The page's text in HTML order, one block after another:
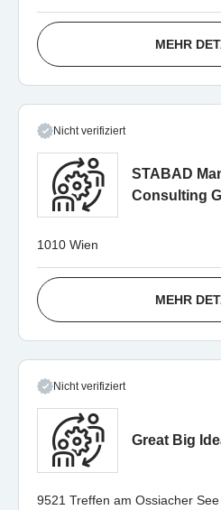
MEHR
Nicht verifiziert
STABAD
Consulting
1010 Wien
MEHR
Nicht verifiziert
Great Big
9521 Treffen am Ossiacher See